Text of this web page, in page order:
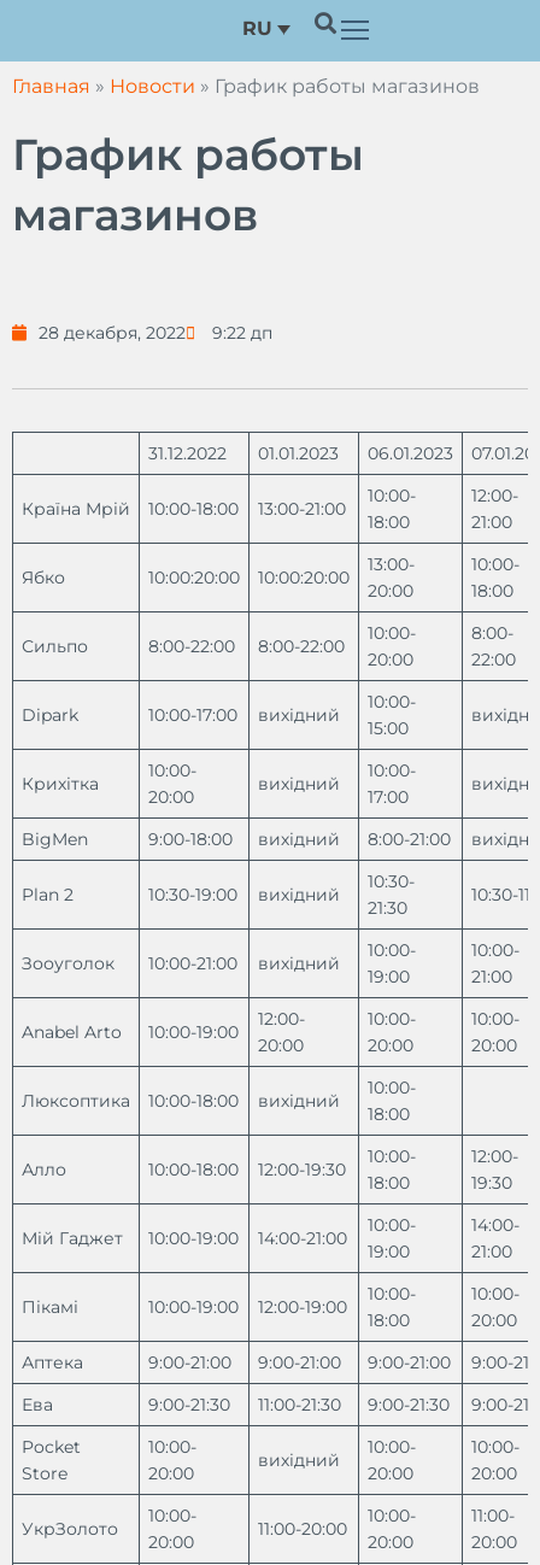
содержимому
RU
Главная » Новости » График работы магазинов
График работы
магазинов
28 декабря, 2022 9:22 дп
31.12.2022 01.01.2023 06.01.2023
Країна Мрій 10:00-18:00 13:00-21:00
10:00-
18:00
12:00-
21:00
Ябко 10:00:20:00 10:00:20:00
13:00-
20:00
10:00-
18:00
Сильпо 8:00-22:00 8:00-22:00
10:00-
20:00
8:00-
22:00
Dipark 10:00-17:00 вихідний
10:00-
15:00
Крихітка
10:00-
20:00
вихідний
10:00-
17:00
BigMen 9:00-18:00 вихідний 8:00-21:00
Plan 2 10:30-19:00 вихідний
10:30-
21:30
10:30-
Зооуголок 10:00-21:00 вихідний
10:00-
19:00
10:00-
21:00
Anabel Arto 10:00-19:00
12:00-
20:00
10:00-
20:00
10:00-
20:00
Люксоптика 10:00-18:00 вихідний
10:00-
18:00
Алло 10:00-18:00 12:00-19:30
10:00-
18:00
12:00-
19:30
Мій Гаджет 10:00-19:00 14:00-21:00
10:00-
19:00
14:00-
21:00
Пікамі 10:00-19:00 12:00-19:00
10:00-
18:00
10:00-
20:00
Аптека 9:00-21:00 9:00-21:00 9:00-21:00 9:00-
Ева 9:00-21:30 11:00-21:30 9:00-21:30 9:00-
Pocket
Store
10:00-
20:00
вихідний
10:00-
20:00
10:00-
20:00
УкрЗолото
10:00-
20:00
11:00-20:00
10:00-
20:00
11:00-
20:00